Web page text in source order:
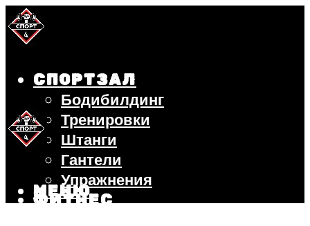
СПОРТЗАЛ
Бодибилдинг
Тренировки
Штанги
Гантели
Упражнения
ФИТНЕС
МЕНЮ